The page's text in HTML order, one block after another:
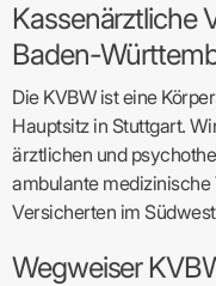
Kassenärztliche
Baden-
Die KVBW ist eine
Hauptsitz in Stuttgart.
ärztlichen und
ambulante
Versicherten im
Wegweiser